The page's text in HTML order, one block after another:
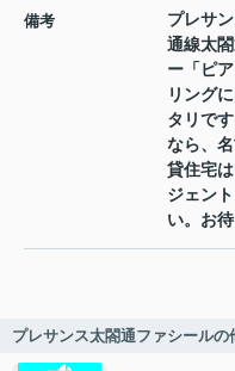
備考
プレサ
通線太
ー「ピ
リング
タリで
なら、
貸住宅
ジェン
い。お
プレサンス太閤通ファシールの